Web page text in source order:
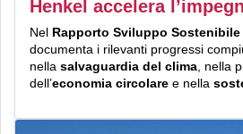
Henkel accelera
Nel Rapporto Sviluppo Sostenibile
documenta i rilevanti progressi
nella salvaguardia del clima , nella
dell’economia circolare e nella